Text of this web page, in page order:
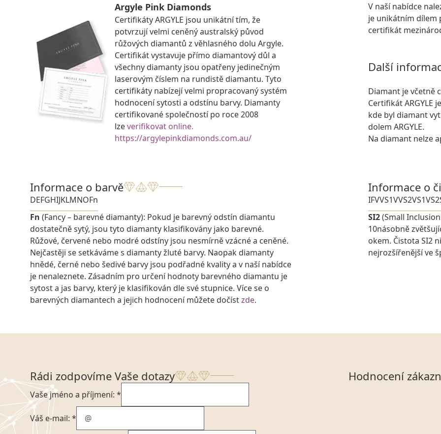
Argyle Pink Diamonds
Certifikáty ARGYLE jsou unikátní tím, že
potvrzují velmi ceněný australský původ
růžových diamantů z věhlasného dolu Argyle.
Certifikát vystavuje přímo diamantový důl a
všechny diamanty jsou opatřeny jedinečným
laserovým číslem na rundistě diamantu. Tyto
certifikáty nabízejí velmi propracovaný systém
hodnocení sytosti a odstínu barvy. Diamanty
certifikované společností po roce 2008
lzeverifikovat online.
https://argylepinkdiamonds.com.au/
V naší nabídce
je unikátním dílem
certifikát
Další
Diamant je včetně
Certifikát ARGYLE
kde byl diamant
dolem ARGYLE.
Na diamant nelze
Informace o barvě
DEFGHIJKLMNOFn
Fn (Fancy – barevné diamanty): Pokud je barevný odstín diamantu
dostatečně sytý, jsou tyto diamanty klasifikovány jako barevné.
Růžové, červené nebo modré odstíny jsou nesmírně vzácné a ceněné.
Nejčastěji se setkáváme s diamanty žluté barvy. Naopak diamanty
hnědé, černé nebo šedivé barvy jsou podřadné kvality a v naší nabídce
je nenaleznete. Zásadním pro určení hodnoty barevného diamantu je
sytost a jas barvy, který je klasifikován dle své stupnice. Více se o
barevných diamantech a jejich hodnocení můžete dočístzde.
Informace o
IFVVS1VVS2VS1VS2
SI2(Small
10násobně
okem. Čistota SI2
nejrozšířenější ve
Rádi zodpovíme Vaše dotazy
Vaše jméno a příjmení: *
Váš e-mail: *
Hodnocení